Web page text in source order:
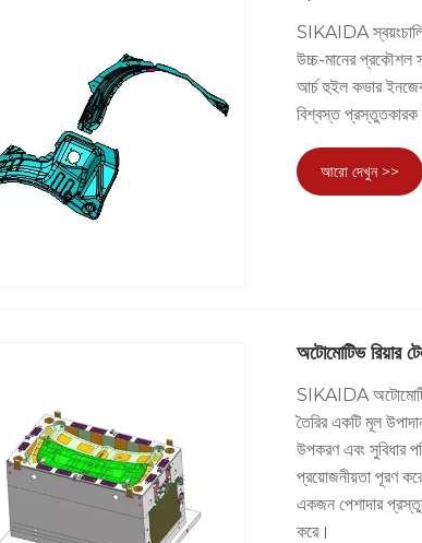
SIKAIDA
উচ্চ-মানের প্রকৌশল
আর্চ হুইল কভার
বিশ্বস্ত প্রস্তুতকারক
আরো দেখুন >>
অটোমোটিভ রিয়ার
SIKAIDA অটোমোটিভ
তৈরির একটি মূল
উপকরণ এবং সুবিধার
প্রয়োজনীয়তা পূরণ করে
একজন পেশাদার
করে।